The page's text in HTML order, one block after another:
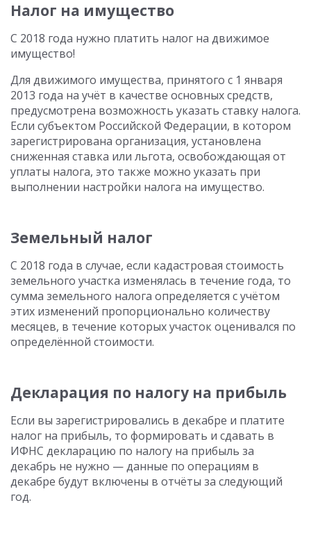
Налог на имущество
С 2018 года нужно платить налог на движимое
имущество!
Для движимого имущества, принятого с 1 января
2013 года на учёт в качестве основных средств,
предусмотрена возможность указать ставку налога.
Если субъектом Российской Федерации, в котором
зарегистрирована организация, установлена
сниженная ставка или льгота, освобождающая от
уплаты налога, это также можно указать при
выполнении настройки налога на имущество.
Земельный налог
С 2018 года в случае, если кадастровая стоимость
земельного участка изменялась в течение года, то
сумма земельного налога определяется с учётом
этих изменений пропорционально количеству
месяцев, в течение которых участок оценивался по
определённой стоимости.
Декларация по налогу на прибыль
Если вы зарегистрировались в декабре и платите
налог на прибыль, то формировать и сдавать в
ИФНС декларацию по налогу на прибыль за
декабрь не нужно — данные по операциям в
декабре будут включены в отчёты за следующий
год.